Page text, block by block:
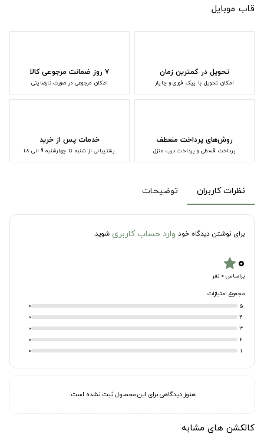
قاب موبایل
تحویل در کمترین زمان
امکان تحویل با پیک فوری و چاپار
۷ روز ضمانت مرجوعی کالا
امکان مرجوعی در صورت نارضایتی
روش‌های پرداخت منعطف
پرداخت قسطی و پرداخت درب منزل
خدمات پس از خرید
پشتیبانی از شنبه تا چهارشنبه 9 الی 18
نظرات کاربران توضیحات
برای نوشتن دیدگاه خود وارد حساب کاربری شوید.
۰star
براساس 0 نفر
مجموع امتیازات
5
0
4
0
3
0
2
0
1
0
هنوز دیدگاهی برای این محصول ثبت نشده است.
کالکشن های مشابه